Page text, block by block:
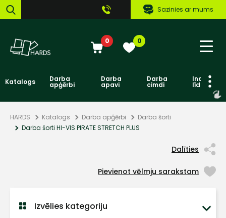
Sazinies ar mums
0 0
Katalogs Darba
apģērbi
Darba
apavi
Darba
cimdi līdzekļi
HARDS Katalogs Darba apģērbi
Darba šorti
Darba šorti HI-VIS PIRATE STRETCH PLUS
Dalīties
Pievienot vēlmju sarakstam
Izvēlies kategoriju